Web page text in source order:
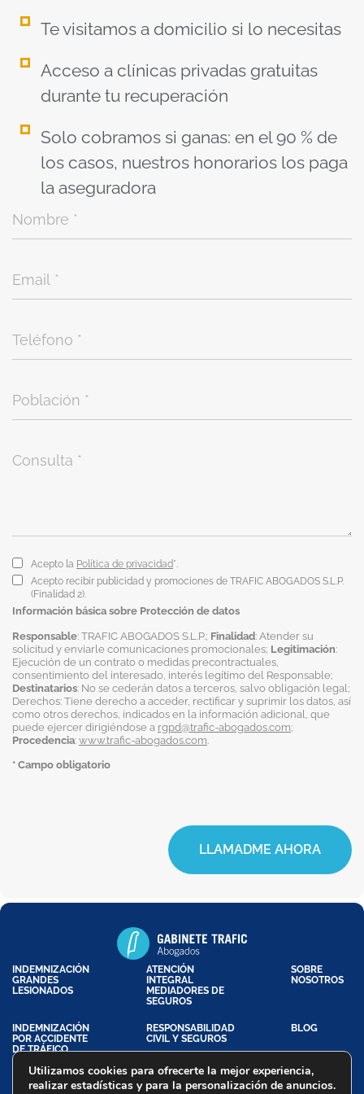
Te visitamos a domicilio si lo necesitas
Acceso a clínicas privadas gratuitas
durante tu recuperación
Solo cobramos si ganas: en el 90 % de
los casos, nuestros honorarios los paga
la aseguradora
Acepto la Política de privacidad*.
Acepto recibir publicidad y promociones de TRAFIC ABOGADOS S.L.P.
(Finalidad 2).
Información básica sobre Protección de datos
Responsable: TRAFIC ABOGADOS S.L.P.; Finalidad: Atender su
solicitud y enviarle comunicaciones promocionales; Legitimación:
Ejecución de un contrato o medidas precontractuales,
consentimiento del interesado, interés legítimo del Responsable;
Destinatarios: No se cederán datos a terceros, salvo obligación legal;
Derechos: Tiene derecho a acceder, rectificar y suprimir los datos, así
como otros derechos, indicados en la información adicional, que
puede ejercer dirigiéndose a rgpd@trafic-abogados.com;
Procedencia: www.trafic-abogados.com
* Campo obligatorio
LLAMADME AHORA
INDEMNIZACIÓN
GRANDES
LESIONADOS
ATENCIÓN
INTEGRAL
MEDIADORES DE
SEGUROS
SOBRE
NOSOTROS
INDEMNIZACIÓN
POR ACCIDENTE
DE TRÁFICO
RESPONSABILIDAD
CIVIL Y SEGUROS
BLOG
Utilizamos cookies para ofrecerte la mejor experiencia,
realizar estadísticas y para la personalización de anuncios.